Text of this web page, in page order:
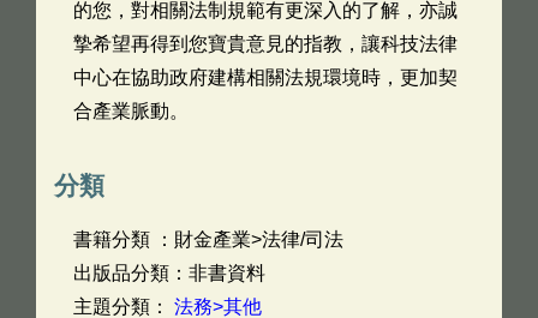
的您，對相關法制規範有更深入的了解，亦誠
摯希望再得到您寶貴意見的指教，讓科技法律
中心在協助政府建構相關法規環境時，更加契
合產業脈動。
分類
書籍分類 ：財金產業>法律/司法
出版品分類：非書資料
主題分類： 法務>其他